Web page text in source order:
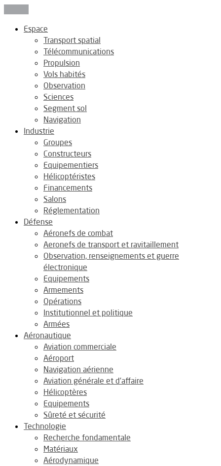
Espace
Transport spatial
Télécommunications
Propulsion
Vols habités
Observation
Sciences
Segment sol
Navigation
Industrie
Groupes
Constructeurs
Equipementiers
Hélicoptéristes
Financements
Salons
Réglementation
Défense
Aéronefs de combat
Aeronefs de transport et ravitaillement
Observation, renseignements et guerre
électronique
Equipements
Armements
Opérations
Institutionnel et politique
Armées
Aéronautique
Aviation commerciale
Aéroport
Navigation aérienne
Aviation générale et d’affaire
Hélicoptères
Equipements
Sûreté et sécurité
Technologie
Recherche fondamentale
Matériaux
Aérodynamique